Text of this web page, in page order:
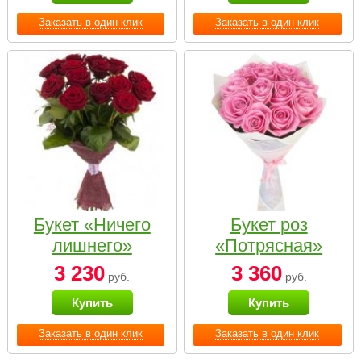
Заказать в один клик Заказать в один клик
Заказать в один клик
Букет «Ничего
лишнего»
3 230 руб.
Купить
Заказать в один клик
Букет роз
«Потрясная»
3 360руб.
Купить